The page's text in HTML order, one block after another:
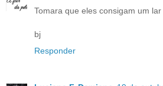
Tomara que eles consigam um
bj
Responder